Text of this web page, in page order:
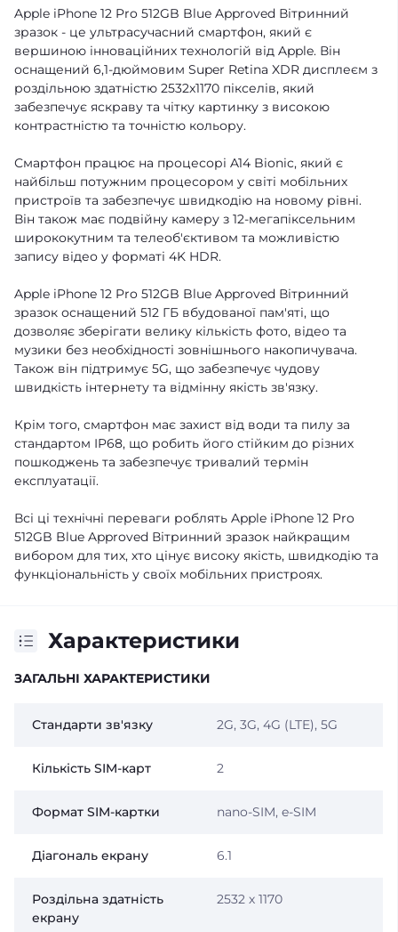
Apple iPhone 12 Pro 512GB Blue Approved Вітринний
зразок - це ультрасучасний смартфон, який є
вершиною інноваційних технологій від Apple. Він
оснащений 6,1-дюймовим Super Retina XDR дисплеєм з
роздільною здатністю 2532x1170 пікселів, який
забезпечує яскраву та чітку картинку з високою
контрастністю та точністю кольору.
Смартфон працює на процесорі A14 Bionic, який є
найбільш потужним процесором у світі мобільних
пристроїв та забезпечує швидкодію на новому рівні.
Він також має подвійну камеру з 12-мегапіксельним
ширококутним та телеоб'єктивом та можливістю
запису відео у форматі 4K HDR.
Apple iPhone 12 Pro 512GB Blue Approved Вітринний
зразок оснащений 512 ГБ вбудованої пам'яті, що
дозволяє зберігати велику кількість фото, відео та
музики без необхідності зовнішнього накопичувача.
Також він підтримує 5G, що забезпечує чудову
швидкість інтернету та відмінну якість зв'язку.
Крім того, смартфон має захист від води та пилу за
стандартом IP68, що робить його стійким до різних
пошкоджень та забезпечує тривалий термін
експлуатації.
Всі ці технічні переваги роблять Apple iPhone 12 Pro
512GB Blue Approved Вітринний зразок найкращим
вибором для тих, хто цінує високу якість, швидкодію та
функціональність у своїх мобільних пристроях.
Характеристики
ЗАГАЛЬНІ ХАРАКТЕРИСТИКИ
Стандарти зв'язку 2G, 3G, 4G (LTE), 5G
Кількість SIM-карт 2
Формат SIM-картки nano-SIM, e-SIM
Діагональ екрану 6.1
Роздільна здатність
екрану
2532 х 1170